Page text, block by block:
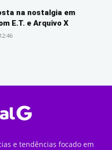
na nostalgia em
E.T. e Arquivo X
e tendências focado em